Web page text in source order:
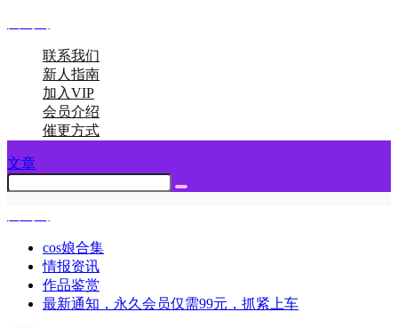
联系我们
新人指南
加入VIP
会员介绍
催更方式
文章
cos娘合集
情报资讯
作品鉴赏
最新通知，永久会员仅需99元，抓紧上车